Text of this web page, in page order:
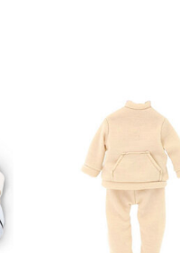
Sandfarbener
passend für die Amigas-
ZUM WARENKORB